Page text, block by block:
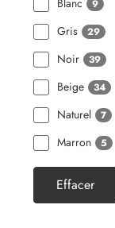
Blanc 9
Gris 29
Noir 39
Beige 34
Naturel 7
Marron 5
Effacer